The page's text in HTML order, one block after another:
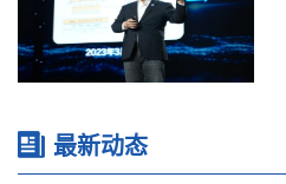
最新动态